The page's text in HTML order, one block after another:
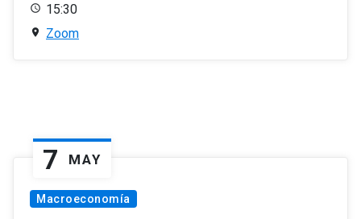
15:30
Zoom
7 MAY
Macroeconomía